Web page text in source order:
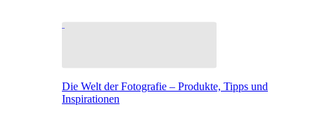
Die Welt der Fotografie – Produkte, Tipps und
Inspirationen